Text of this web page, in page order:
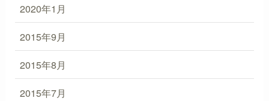
2020年1月
2015年9月
2015年8月
2015年7月